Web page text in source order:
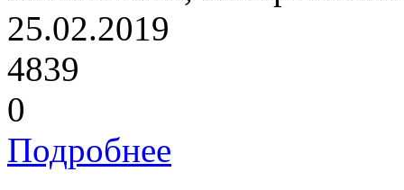
25.02.2019
4839
0
Подробнее